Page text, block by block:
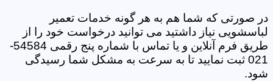
در صورتی که شما هم به هر گونه خدمات تعمیر
لباسشویی نیاز داشتید می توانید درخواست خود را از
طریق فرم آنلاین و یا تماس با شماره پنج رقمی 54584-
021 ثبت نمایید تا به سرعت به مشکل شما رسیدگی
شود.